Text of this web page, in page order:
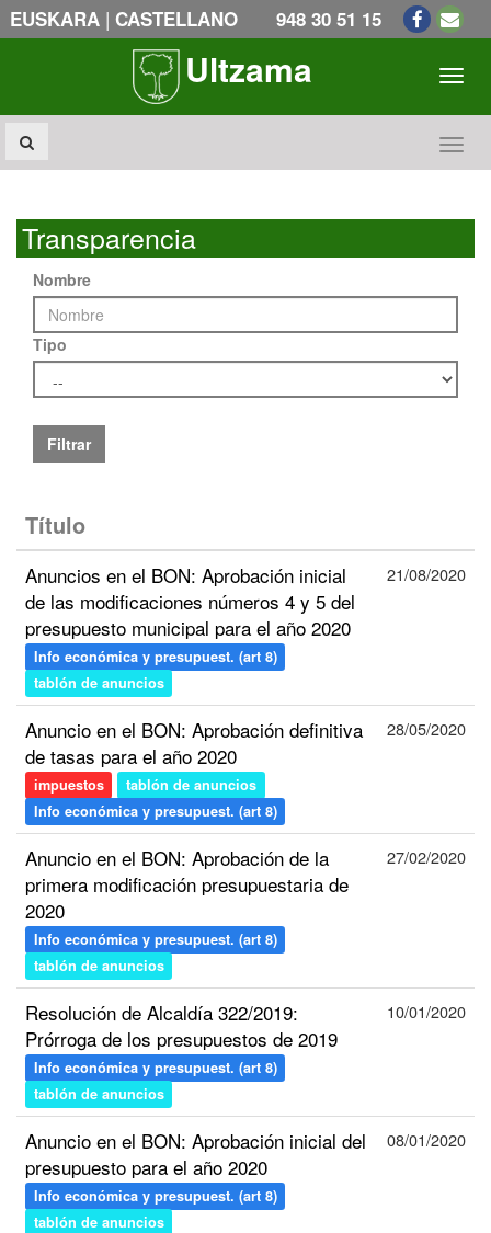
EUSKARA | CASTELLANO 948 30 51 15
Ultzama
Transparencia
Nombre
Tipo
Filtrar
Título
Anuncios en el BON: Aprobación inicial
de las modificaciones números 4 y 5 del
presupuesto municipal para el año 2020
Info económica y presupuest. (art 8)
tablón de anuncios
21/08/2020
Anuncio en el BON: Aprobación definitiva
de tasas para el año 2020
impuestos
tablón de anuncios
Info económica y presupuest. (art 8)
28/05/2020
Anuncio en el BON: Aprobación de la
primera modificación presupuestaria de
2020
Info económica y presupuest. (art 8)
tablón de anuncios
27/02/2020
Resolución de Alcaldía 322/2019:
Prórroga de los presupuestos de 2019
Info económica y presupuest. (art 8)
tablón de anuncios
10/01/2020
Anuncio en el BON: Aprobación inicial del
presupuesto para el año 2020
Info económica y presupuest. (art 8)
tablón de anuncios
08/01/2020